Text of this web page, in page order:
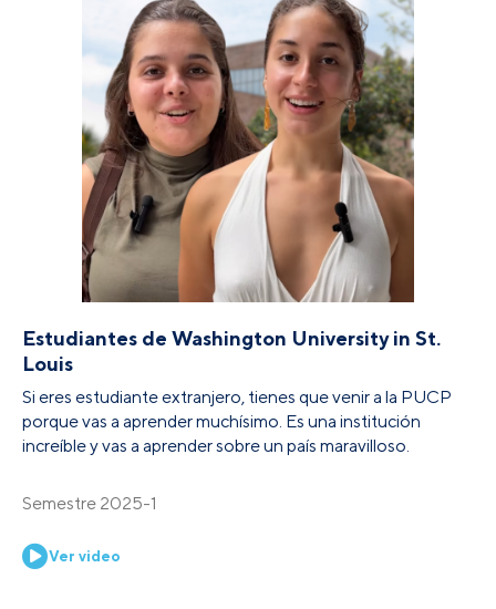
Estudiantes de Washington University in St.
Louis
Si eres estudiante extranjero, tienes que venir a la PUCP
porque vas a aprender muchísimo. Es una institución
increíble y vas a aprender sobre un país maravilloso.
Semestre 2025-1
Ver video